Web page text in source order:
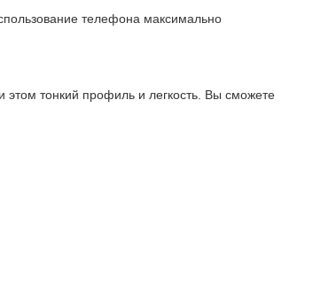
телефона максимально
этом тонкий профиль и легкость. Вы сможете